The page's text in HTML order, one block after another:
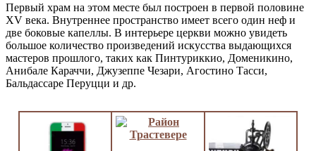
Первый храм на этом месте был построен в первой половине
XV века. Внутреннее пространство имеет всего один неф и
две боковые капеллы. В интерьере церкви можно увидеть
большое количество произведений искусства выдающихся
мастеров прошлого, таких как Пинтуриккио, Доменикино,
Анибале Караччи, Джузеппе Чезари, Агостино Тасси,
Бальдассаре Перуцци и др.